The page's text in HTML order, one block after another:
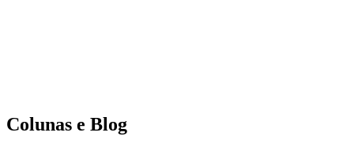
Colunas e Blog